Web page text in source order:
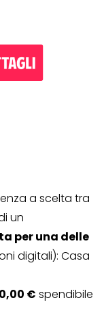
a scelta tra
un
per una delle
digitali): Casa
€ spendibile